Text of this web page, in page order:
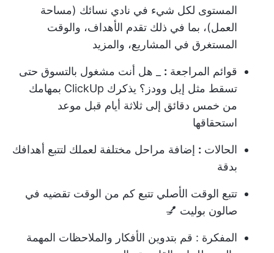
المستوى لكل شيء في نادي نسائك (مساحة
العمل)، بما في ذلك تقدم الأهداف، والوقت
المستغرق في المشاريع، والمزيد
قوائم المراجعة : _ هل أنت مشغول بالتسوق حتى
تسقط مثل إيل وودز؟ يذكرك ClickUp بمهامك
من خمس دقائق إلى ثلاثة أيام قبل موعد
استحقاقها
الحالات : إضافة مراحل مختلفة لعملك لتتبع أهدافك
بدقة
تتبع الوقت الأصلي تتبع كم من الوقت تقضيه في
صالون بوليت 💅
المفكرة : قم بتدوين الأفكار والملاحظات المهمة